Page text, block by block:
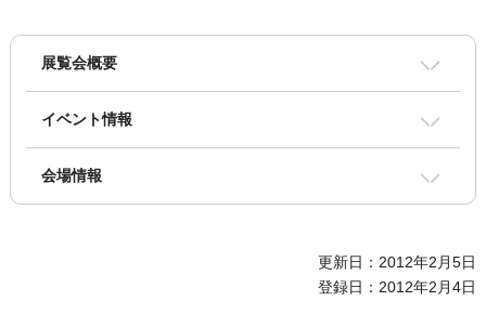
展覧会概要
イベント情報
会場情報
更新日：2012年2月5日
登録日：2012年2月4日